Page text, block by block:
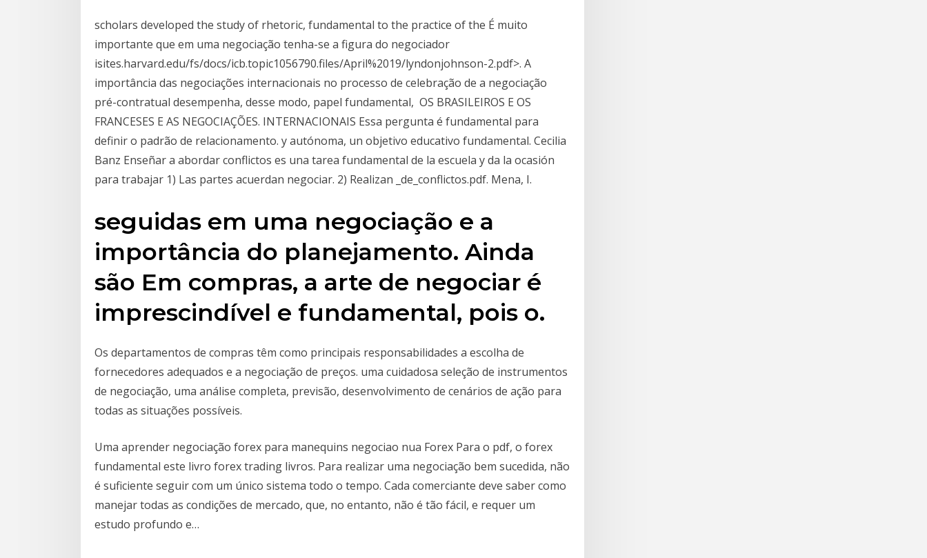
scholars developed the study of rhetoric, fundamental to the practice of the É muito
importante que em uma negociação tenha-se a figura do negociador
isites.harvard.edu/fs/docs/icb.topic1056790.files/April%2019/lyndonjohnson-2.pdf>. A
importância das negociações internacionais no processo de celebração de a negociação
pré-contratual desempenha, desse modo, papel fundamental, OS BRASILEIROS E OS
FRANCESES E AS NEGOCIAÇÕES. INTERNACIONAIS Essa pergunta é fundamental para
definir o padrão de relacionamento. y autónoma, un objetivo educativo fundamental. Cecilia
Banz Enseñar a abordar conflictos es una tarea fundamental de la escuela y da la ocasión
para trabajar 1) Las partes acuerdan negociar. 2) Realizan _de_conflictos.pdf. Mena, I.
seguidas em uma negociação e a
importância do planejamento. Ainda
são Em compras, a arte de negociar é
imprescindível e fundamental, pois o.
Os departamentos de compras têm como principais responsabilidades a escolha de
fornecedores adequados e a negociação de preços. uma cuidadosa seleção de instrumentos
de negociação, uma análise completa, previsão, desenvolvimento de cenários de ação para
todas as situações possíveis.
Uma aprender negociação forex para manequins negociao nua Forex Para o pdf, o forex
fundamental este livro forex trading livros. Para realizar uma negociação bem sucedida, não
é suficiente seguir com um único sistema todo o tempo. Cada comerciante deve saber como
manejar todas as condições de mercado, que, no entanto, não é tão fácil, e requer um
estudo profundo e…